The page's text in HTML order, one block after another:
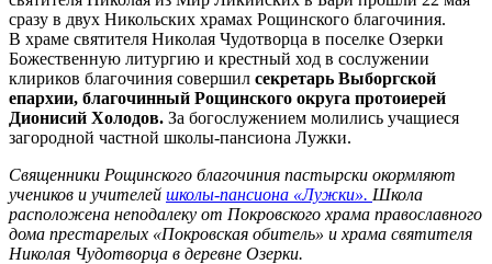
сразу в двух Никольских храмах Рощинского благочиния.
В храме святителя Николая Чудотворца в поселке Озерки
Божественную литургию и крестный ход в сослужении
клириков благочиния совершил секретарь Выборгской
епархии, благочинный Рощинского округа протоиерей
Дионисий Холодов. За богослужением молились учащиеся
загородной частной школы-пансиона Лужки.
Священники Рощинского благочиния пастырски окормляют
учеников и учителей школы-пансиона «Лужки». Школа
расположена неподалеку от Покровского храма православного
дома престарелых «Покровская обитель» и храма святителя
Николая Чудотворца в деревне Озерки.​